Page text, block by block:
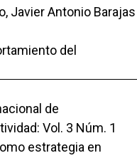
Javier Antonio Barajas
del
de
Vol. 3 Núm. 1
estrategia en